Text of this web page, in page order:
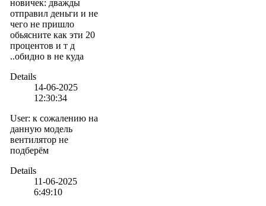
новичек: дважды
отправил деньги и не
чего не пришло
обьясните как эти 20
процентов и т д
..обидно в не куда
Details
14-06-2025
12:30:34
User: к сожалению на
данную модель
вентилятор не
подберём
Details
11-06-2025
6:49:10